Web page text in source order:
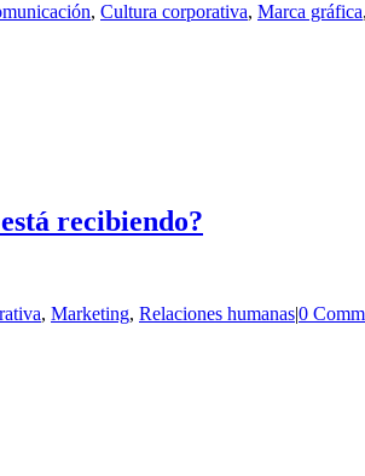
, Cultura corporativa, Marca gráfica,
recibiendo?
, Marketing, Relaciones humanas|0